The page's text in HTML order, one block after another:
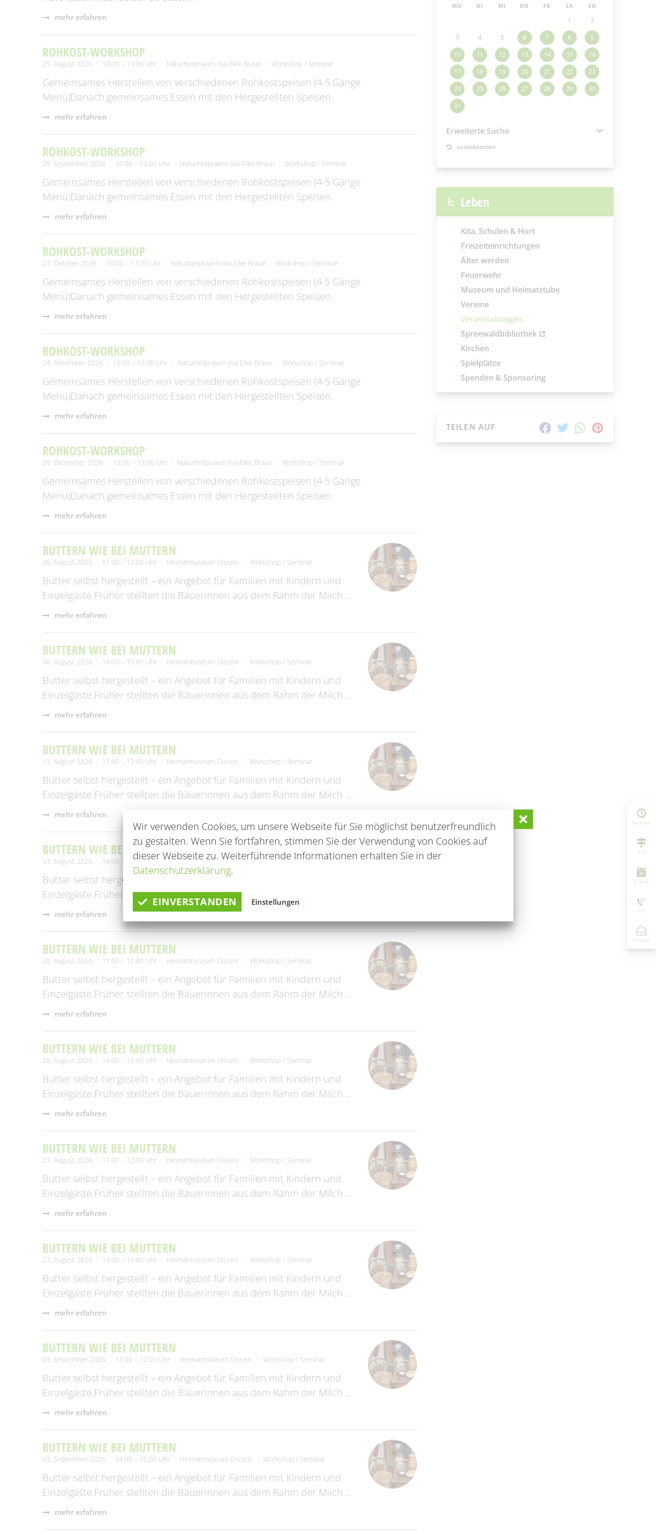
Wahlen/Volksbegehren
Fundtiere
Wir verwenden Cookies, um unsere Webseite für Sie möglichst benutzerfreundlich
zu gestalten. Wenn Sie fortfahren, stimmen Sie der Verwendung von Cookies auf
dieser Webseite zu. Weiterführende Informationen erhalten Sie in der
Datenschutzerklärung.
EINVERSTANDEN Einstellungen
mehr erfahren
ROHKOST-WORKSHOP
25. August 2026 10:00 – 13:00 Uhr Naturheilpraxen Ina-Elke Braun Workshop / Seminar
Gemeinsames Herstellen von verschiedenen Rohkostspeisen (4-5 Gänge
Menü)Danach gemeinsames Essen mit den Hergestellten Speisen.
mehr erfahren
ROHKOST-WORKSHOP
29. September 2026 10:00 – 13:00 Uhr Naturheilpraxen Ina-Elke Braun Workshop / Seminar
Gemeinsames Herstellen von verschiedenen Rohkostspeisen (4-5 Gänge
Menü)Danach gemeinsames Essen mit den Hergestellten Speisen.
mehr erfahren
ROHKOST-WORKSHOP
27. Oktober 2026 10:00 – 13:00 Uhr Naturheilpraxen Ina-Elke Braun Workshop / Seminar
Gemeinsames Herstellen von verschiedenen Rohkostspeisen (4-5 Gänge
Menü)Danach gemeinsames Essen mit den Hergestellten Speisen.
mehr erfahren
ROHKOST-WORKSHOP
24. November 2026 10:00 – 13:00 Uhr Naturheilpraxen Ina-Elke Braun Workshop / Seminar
Gemeinsames Herstellen von verschiedenen Rohkostspeisen (4-5 Gänge
Menü)Danach gemeinsames Essen mit den Hergestellten Speisen.
mehr erfahren
ROHKOST-WORKSHOP
29. Dezember 2026 10:00 – 13:00 Uhr Naturheilpraxen Ina-Elke Braun Workshop / Seminar
Gemeinsames Herstellen von verschiedenen Rohkostspeisen (4-5 Gänge
Menü)Danach gemeinsames Essen mit den Hergestellten Speisen.
mehr erfahren
BUTTERN WIE BEI MUTTERN
06. August 2026 11:00 – 12:00 Uhr Heimatmuseum Dissen Workshop / Seminar
Butter selbst hergestellt – ein Angebot für Familien mit Kindern und
Einzelgäste.Früher stellten die Bäuerinnen aus dem Rahm der Milch …
mehr erfahren
BUTTERN WIE BEI MUTTERN
06. August 2026 14:00 – 15:00 Uhr Heimatmuseum Dissen Workshop / Seminar
Butter selbst hergestellt – ein Angebot für Familien mit Kindern und
Einzelgäste.Früher stellten die Bäuerinnen aus dem Rahm der Milch …
mehr erfahren
BUTTERN WIE BEI MUTTERN
13. August 2026 11:00 – 12:00 Uhr Heimatmuseum Dissen Workshop / Seminar
Butter selbst hergestellt – ein Angebot für Familien mit Kindern und
Einzelgäste.Früher stellten die Bäuerinnen aus dem Rahm der Milch …
mehr erfahren
BUTTERN WIE BEI MUTTERN
13. August 2026 14:00 – 15:00 Uhr Heimatmuseum Dissen Workshop / Seminar
Butter selbst hergestellt – ein Angebot für Familien mit Kindern und
Einzelgäste.Früher stellten die Bäuerinnen aus dem Rahm der Milch …
mehr erfahren
BUTTERN WIE BEI MUTTERN
20. August 2026 11:00 – 12:00 Uhr Heimatmuseum Dissen Workshop / Seminar
Butter selbst hergestellt – ein Angebot für Familien mit Kindern und
Einzelgäste.Früher stellten die Bäuerinnen aus dem Rahm der Milch …
mehr erfahren
BUTTERN WIE BEI MUTTERN
20. August 2026 14:00 – 15:00 Uhr Heimatmuseum Dissen Workshop / Seminar
Butter selbst hergestellt – ein Angebot für Familien mit Kindern und
Einzelgäste.Früher stellten die Bäuerinnen aus dem Rahm der Milch …
mehr erfahren
BUTTERN WIE BEI MUTTERN
27. August 2026 11:00 – 12:00 Uhr Heimatmuseum Dissen Workshop / Seminar
Butter selbst hergestellt – ein Angebot für Familien mit Kindern und
Einzelgäste.Früher stellten die Bäuerinnen aus dem Rahm der Milch …
mehr erfahren
BUTTERN WIE BEI MUTTERN
27. August 2026 14:00 – 15:00 Uhr Heimatmuseum Dissen Workshop / Seminar
Butter selbst hergestellt – ein Angebot für Familien mit Kindern und
Einzelgäste.Früher stellten die Bäuerinnen aus dem Rahm der Milch …
mehr erfahren
BUTTERN WIE BEI MUTTERN
03. September 2026 11:00 – 12:00 Uhr Heimatmuseum Dissen Workshop / Seminar
Butter selbst hergestellt – ein Angebot für Familien mit Kindern und
Einzelgäste.Früher stellten die Bäuerinnen aus dem Rahm der Milch …
mehr erfahren
BUTTERN WIE BEI MUTTERN
03. September 2026 14:00 – 15:00 Uhr Heimatmuseum Dissen Workshop / Seminar
Butter selbst hergestellt – ein Angebot für Familien mit Kindern und
Einzelgäste.Früher stellten die Bäuerinnen aus dem Rahm der Milch …
mehr erfahren
MO DI MI DO FR SA SO
1
2
3
4 5 6 7 8
9
10
11 12 13 14 15
16
17
18 19 20 21 22
23
24
25 26 27 28 29
30
31
Erweiterte Suche
Zeitraum
SUCHEN
zurücksetzen
Leben
Kita, Schulen & Hort
Freizeiteinrichtungen
Älter werden
Feuerwehr
Museum und Heimatstube
Vereine
Veranstaltungen
Spreewaldbibliothek
Kirchen
Spielplätze
Spenden & Sponsoring
TEILEN AUF
Termine
A-Z
Events
115
Kontakt